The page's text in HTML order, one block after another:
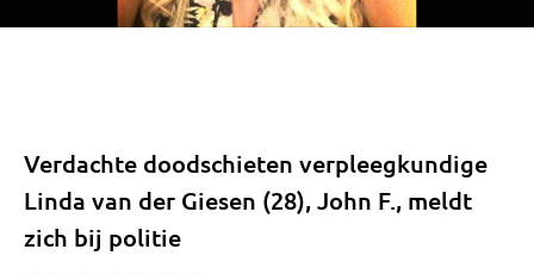
Verdachte doodschieten verpleegkundige
Linda van der Giesen (28), John F., meldt
zich bij politie